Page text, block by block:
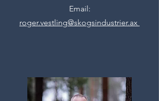
Email:
roger.vestling@skogsindustrier.ax